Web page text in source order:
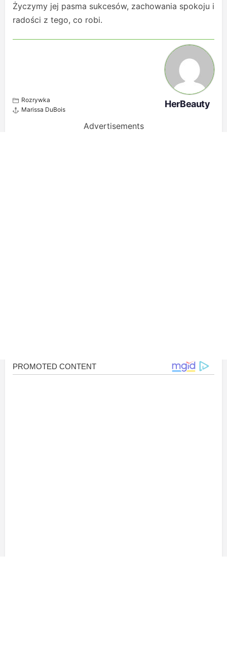
Życzymy jej pasma sukcesów, zachowania spokoju i
radości z tego, co robi.
Rozrywka
Marissa DuBois
HerBeauty
Advertisements